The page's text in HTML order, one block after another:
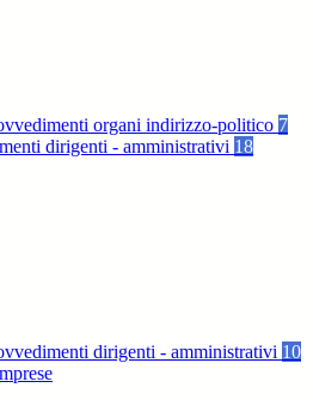
organi indirizzo-politico 7
dirigenti - amministrativi 18
dirigenti - amministrativi 10